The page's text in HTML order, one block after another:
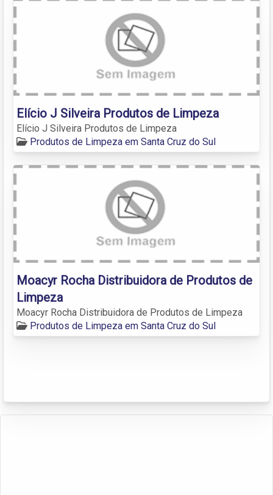
Elício J Silveira Produtos de Limpeza
Elício J Silveira Produtos de Limpeza
Produtos de Limpeza em Santa Cruz do Sul
Moacyr Rocha Distribuidora de Produtos de
Limpeza
Moacyr Rocha Distribuidora de Produtos de Limpeza
Produtos de Limpeza em Santa Cruz do Sul